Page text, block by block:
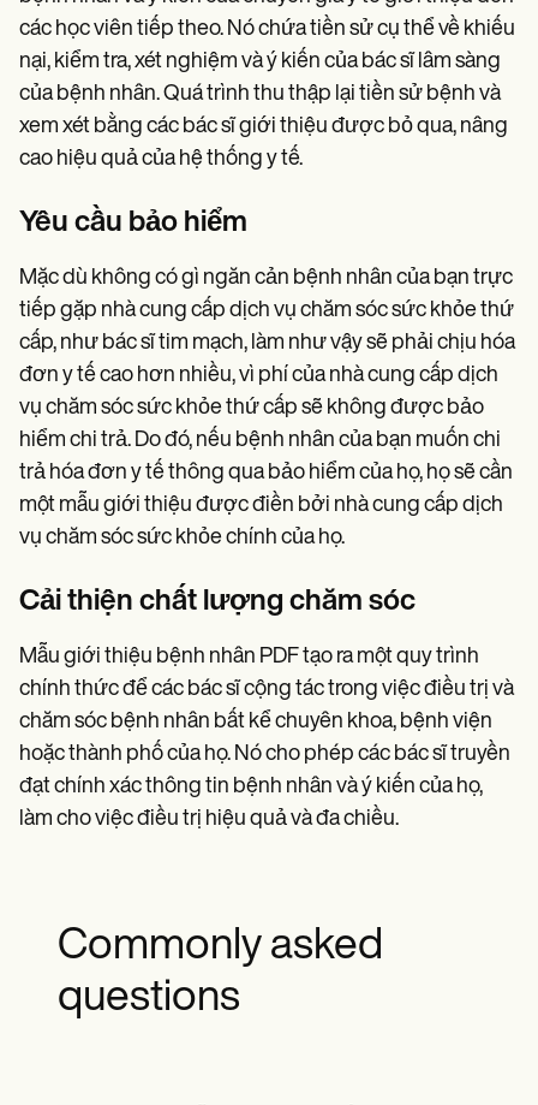
các học viên tiếp theo. Nó chứa tiền sử cụ thể về khiếu
nại, kiểm tra, xét nghiệm và ý kiến của bác sĩ lâm sàng
của bệnh nhân. Quá trình thu thập lại tiền sử bệnh và
xem xét bằng các bác sĩ giới thiệu được bỏ qua, nâng
cao hiệu quả của hệ thống y tế.
Yêu cầu bảo hiểm
Mặc dù không có gì ngăn cản bệnh nhân của bạn trực
tiếp gặp nhà cung cấp dịch vụ chăm sóc sức khỏe thứ
cấp, như bác sĩ tim mạch, làm như vậy sẽ phải chịu hóa
đơn y tế cao hơn nhiều, vì phí của nhà cung cấp dịch
vụ chăm sóc sức khỏe thứ cấp sẽ không được bảo
hiểm chi trả. Do đó, nếu bệnh nhân của bạn muốn chi
trả hóa đơn y tế thông qua bảo hiểm của họ, họ sẽ cần
một mẫu giới thiệu được điền bởi nhà cung cấp dịch
vụ chăm sóc sức khỏe chính của họ.
Cải thiện chất lượng chăm sóc
Mẫu giới thiệu bệnh nhân PDF tạo ra một quy trình
chính thức để các bác sĩ cộng tác trong việc điều trị và
chăm sóc bệnh nhân bất kể chuyên khoa, bệnh viện
hoặc thành phố của họ. Nó cho phép các bác sĩ truyền
đạt chính xác thông tin bệnh nhân và ý kiến của họ,
làm cho việc điều trị hiệu quả và đa chiều.
Commonly asked
questions